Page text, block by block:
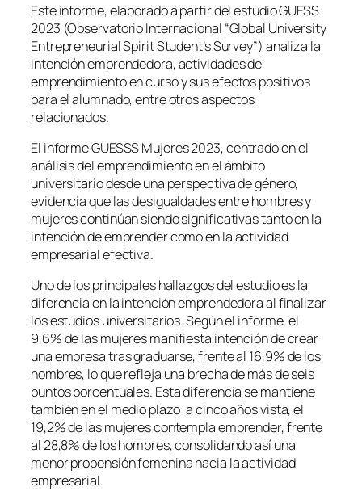
Este informe, elaborado a partir del estudio GUESS
2023 (Observatorio Internacional “Global University
Entrepreneurial Spirit Student’s Survey”) analiza la
intención emprendedora, actividades de
emprendimiento en curso y sus efectos positivos
para el alumnado, entre otros aspectos
relacionados.
El informeGUESSS Mujeres 2023, centrado en el
análisis del emprendimiento en el ámbito
universitario desde una perspectiva de género,
evidencia que las desigualdades entre hombres y
mujeres continúan siendo significativas tanto en la
intención de emprender como en la actividad
empresarial efectiva.
Uno de los principales hallazgos del estudio es la
diferencia en la intención emprendedora al finalizar
los estudios universitarios. Según el informe, el
9,6% de las mujeres manifiesta intención de crear
una empresa tras graduarse, frente al 16,9% de los
hombres, lo que refleja una brecha de más de seis
puntos porcentuales. Esta diferencia se mantiene
también en el medio plazo: a cinco años vista, el
19,2% de las mujeres contempla emprender, frente
al 28,8% de los hombres, consolidando así una
menor propensión femenina hacia la actividad
empresarial.